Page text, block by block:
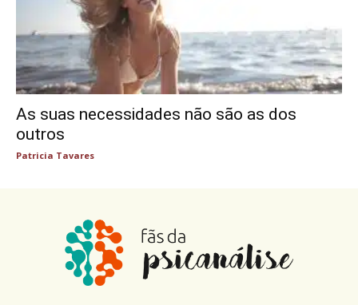
As suas necessidades não são as dos
outros
Patricia Tavares